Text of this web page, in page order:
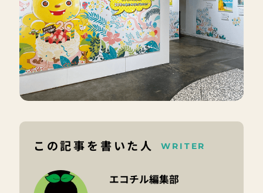
この記事を書いた人 WRITER
エコチル編集部